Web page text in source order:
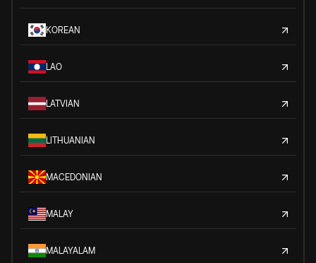
KOREAN
LAO
LATVIAN
LITHUANIAN
MACEDONIAN
MALAY
MALAYALAM